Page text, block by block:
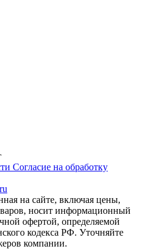
Согласие на обработку
на сайте, включая цены,
носит информационный
офертой, определяемой
кодекса РФ. Уточняйте
компании.